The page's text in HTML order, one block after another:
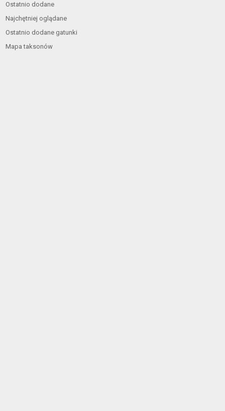
Ostatnio dodane
Najchętniej oglądane
Ostatnio dodane gatunki
Mapa taksonów